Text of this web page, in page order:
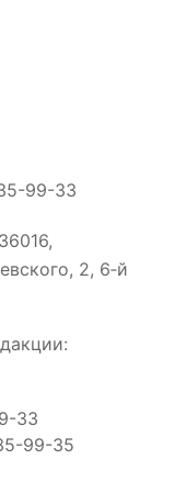
99-33
2, 6‑й
33
99-35